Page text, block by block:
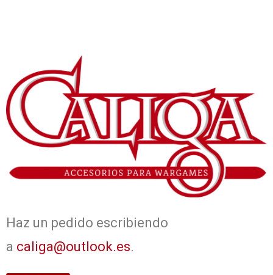
Haz un pedido escribiendo
a caliga@outlook.es.